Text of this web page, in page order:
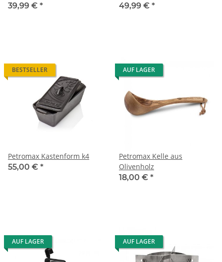
39,99 € *
49,99 € *
BESTSELLER
Petromax Kastenform k4
55,00 € *
AUF LAGER
Petromax Kelle aus
Olivenholz
18,00 € *
AUF LAGER AUF LAGER